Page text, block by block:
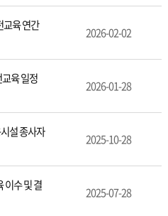
교육 연간
2026-02-02
육 일정
2026-01-28
설 종사자
2025-10-28
이수 및 결
2025-07-28